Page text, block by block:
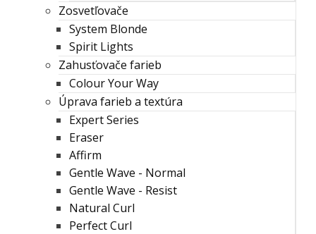
Zosvetľovače
System Blonde
Spirit Lights
Zahusťovače farieb
Colour Your Way
Úprava farieb a textúra
Expert Series
Eraser
Affirm
Gentle Wave - Normal
Gentle Wave - Resist
Natural Curl
Perfect Curl